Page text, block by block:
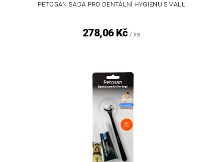
PETOSAN SADA PRO DENTÁLNÍ HYGIENU SMALL
278,06 Kč / ks